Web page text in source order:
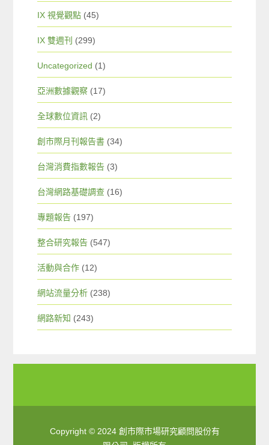
IX 視覺觀點 (45)
IX 雙週刊 (299)
Uncategorized (1)
亞洲數據觀察 (17)
全球數位資訊 (2)
創市際月刊報告書 (34)
台灣消費指數報告 (3)
台灣網路基礎調查 (16)
專題報告 (197)
整合研究報告 (547)
活動與合作 (12)
網站流量分析 (238)
網路新知 (243)
Copyright © 2024 創市際市場研究顧問股份有